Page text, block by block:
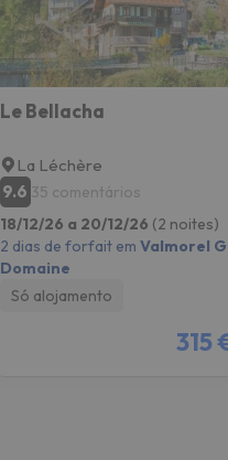
Le Bellacha
La Léchère
9.6 35 comentários
18/12/26 a 20/12/26 (2 noites)
2 dias de forfait em Valmorel
Domaine
Só alojamento
315